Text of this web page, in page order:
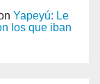
Yapeyú: Le
los que iban